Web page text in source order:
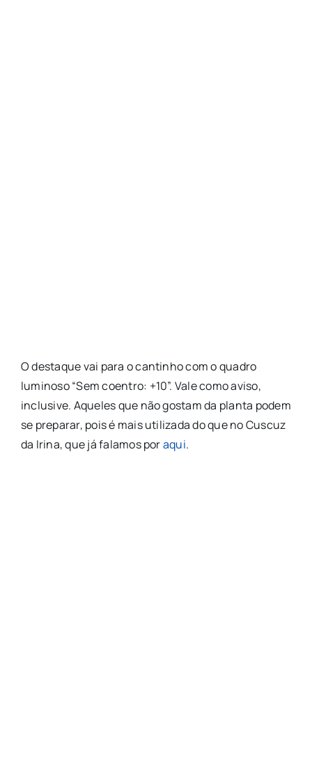
O destaque vai para o cantinho com o quadro
luminoso “Sem coentro: +10”. Vale como aviso,
inclusive. Aqueles que não gostam da planta podem
se preparar, pois é mais utilizada do que no Cuscuz
da Irina, que já falamos poraqui.